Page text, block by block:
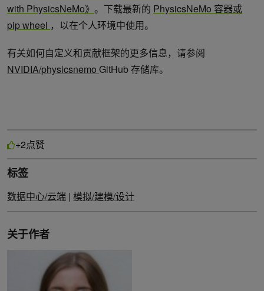
with PhysicsNeMo》 。下载最新的 PhysicsNeMo 容器或
pip wheel ，以在个人环境中使用。
有关如何自定义和贡献框架的更多信息，请参阅
NVIDIA/physicsnemo GitHub 存储库。
+2点赞
标签
数据中心/云端 | 模拟/建模/设计
关于作者